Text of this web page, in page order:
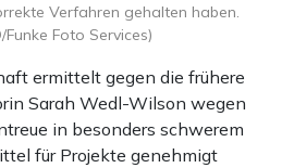
ermittelt gegen die frühere
Sarah Wedl-Wilson wegen
in besonders schwerem
für Projekte genehmigt
Verfahren gehalten haben.
Funke Foto Services)